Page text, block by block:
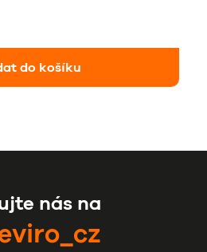
do košíku
nás na